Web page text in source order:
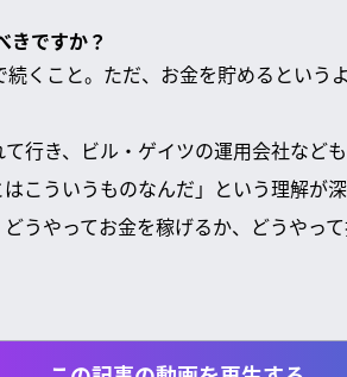
きですか？
くこと。ただ、お金を貯めるという
行き、ビル・ゲイツの運用会社など
こういうものなんだ」という理解が
うやってお金を稼げるか、どうやっ